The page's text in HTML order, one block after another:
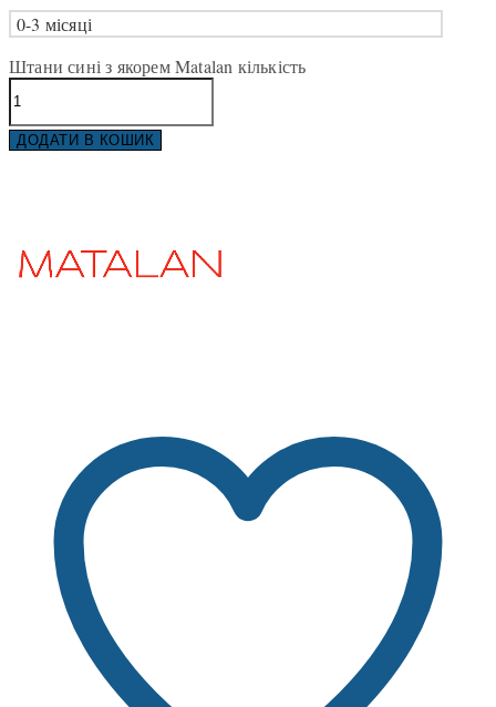
0-3 місяці
Штани сині з якорем Matalan кількість
ДОДАТИ В КОШИК